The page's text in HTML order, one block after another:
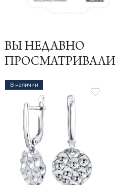
ВЫ НЕДАВНО
ПРОСМАТРИВАЛИ
В наличии